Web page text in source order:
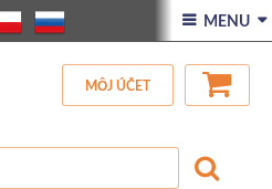
ÚVOD
VŠETOK TOVAR
ZĽAVA BLOG
 MENU 
MÔJ ÚČET